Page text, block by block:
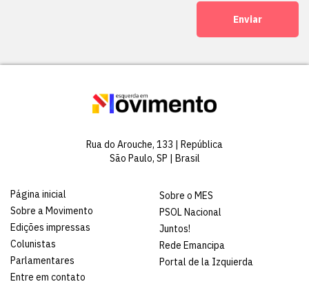
Enviar
Rua do Arouche, 133 | República
São Paulo, SP | Brasil
Página inicial
Sobre a Movimento
Edições impressas
Colunistas
Parlamentares
Entre em contato
Sobre o MES
PSOL Nacional
Juntos!
Rede Emancipa
Portal de la Izquierda